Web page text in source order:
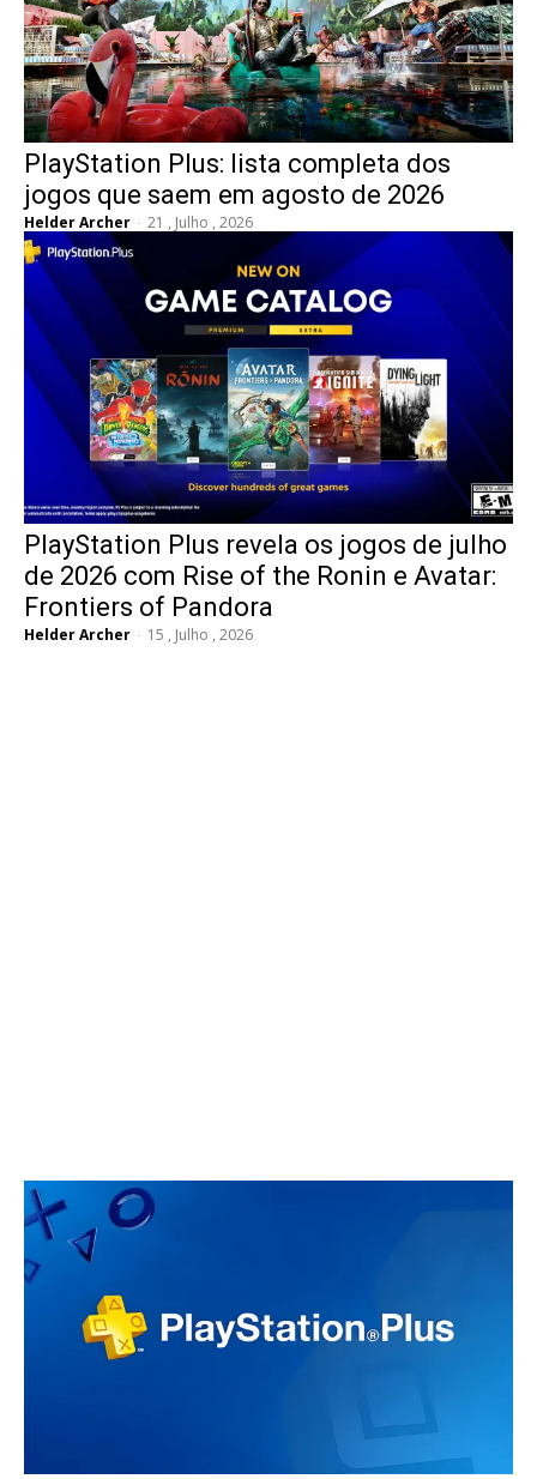
PlayStation Plus: lista completa dos
jogos que saem em agosto de 2026
Helder Archer - 21 , Julho , 2026
PlayStation Plus revela os jogos de julho
de 2026 com Rise of the Ronin e Avatar:
Frontiers of Pandora
Helder Archer - 15 , Julho , 2026